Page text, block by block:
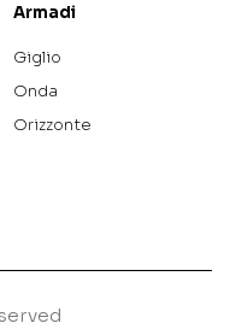
Armadi
Giglio
Onda
Orizzonte